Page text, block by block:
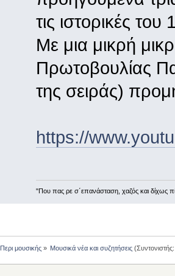
τις ιστορικές
Με μια μικρή
Πρωτοβουλίας
της σειράς)
https://
"Που πας ρε σ΄επανάσταση, χαζός και δίχως
Περι μουσικής» Μουσικά νέα και συζητήσεις